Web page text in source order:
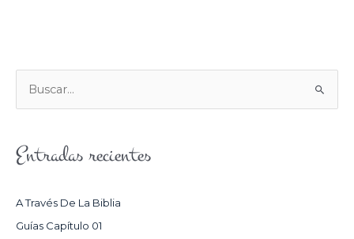
U
C
Entradas recientes
A Través De La Biblia
Guías Capítulo 01